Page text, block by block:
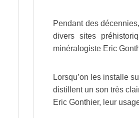
Pendant des
divers sites
minéralogiste Eric
Lorsqu’on les installe
distillent un son très
Eric Gonthier, leur